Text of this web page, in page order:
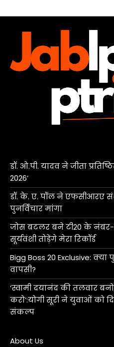
डॉ. ओ.पी. यादव ने जीता
2026’
डॉ. के. ए. पॉल ने एफसीआरए
पुनर्विचार मांगा
जोस बटलर बने टी20 के नंबर-
सूर्यवंशी तोड़ेंगे मेरा रिकॉर्ड
Bigg Boss 20 Exclusive:
वापसी?
‘स्वामी दयानंद की तलवार
करो’:योगी सूरी ने युवाओं को
संकल्प
About Us